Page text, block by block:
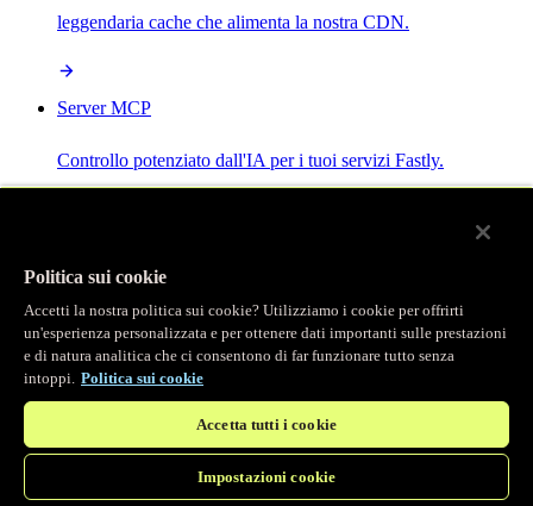
leggendaria cache che alimenta la nostra CDN.
Server MCP
Controllo potenziato dall'IA per i tuoi servizi Fastly.
Main menu
/ Prodotti
Osservabilità
Logging in tempo reale
Politica sui cookie
Accetti la nostra politica sui cookie? Utilizziamo i cookie per offrirti
un'esperienza personalizzata e per ottenere dati importanti sulle prestazioni
e di natura analitica che ci consentono di far funzionare tutto senza
intoppi. Politica sui cookie
Accetta tutti i cookie
Impostazioni cookie